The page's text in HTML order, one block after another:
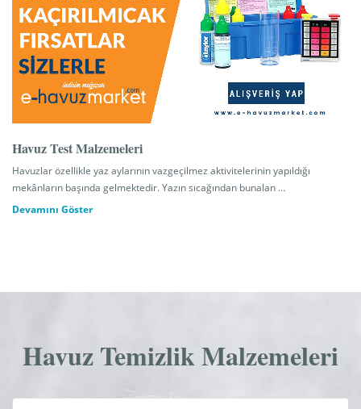
Havuz Test Malzemeleri
Havuzlar özellikle yaz aylarının vazgeçilmez aktivitelerinin yapıldığı
mekânların başında gelmektedir. Yazın sıcağından bunalan …
Devamını Göster
Havuz Temizlik Malzemeleri